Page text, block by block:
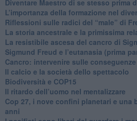
​Diventare Maestro di se stesso prima
L’importanza della formazione nel
Riflessioni sulle radici del “male” di
​La storia ancestrale e la primissima
​La resistibile ascesa del cancro di
Sigmund Freud e l’eutanasia (prima
Cancro: intervenire sulle
​Il calcio e la società dello spettacolo
Biodiversità e COP15
​Il ritardo dell’uomo nel mentalizzare
​Cop 27, i nove confini planetari e una
anni